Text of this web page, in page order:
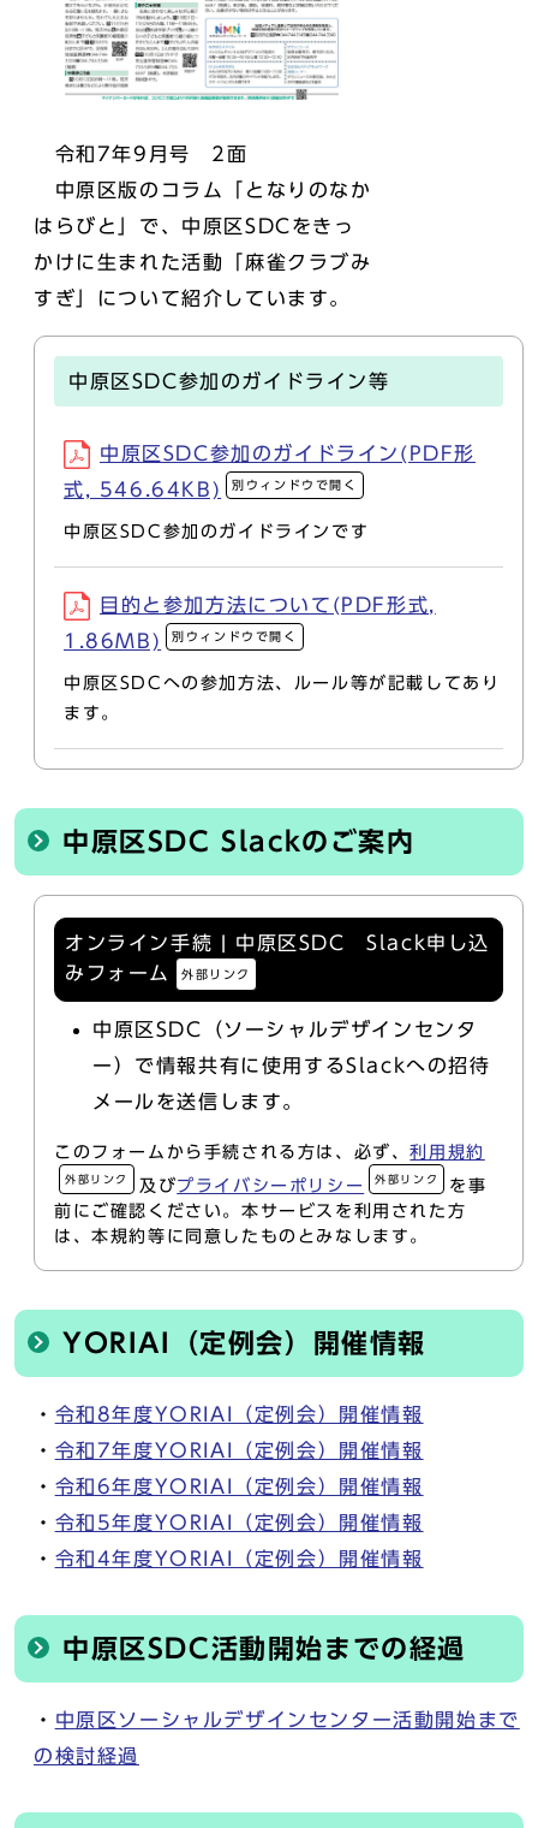
令和7年9月号 2面
中原区版のコラム「となりのなか
はらびと」で、中原区SDCをきっ
かけに生まれた活動「麻雀クラブみ
すぎ」について紹介しています。
中原区SDC参加のガイドライン等
中原区SDC参加のガイドライン(PDF形
式, 546.64KB)
別ウィンドウで開く
中原区SDC参加のガイドラインです
目的と参加方法について(PDF形式,
1.86MB)
別ウィンドウで開く
中原区SDCへの参加方法、ルール等が記載してあり
ます。
中原区SDC Slackのご案内
オンライン手続 | 中原区SDC Slack申し込
みフォーム
外部リンク
中原区SDC（ソーシャルデザインセンタ
ー）で情報共有に使用するSlackへの招待
メールを送信します。
このフォームから手続される方は、必ず、利用規約
外部リンク 及びプライバシーポリシー 外部リンク
を事
前にご確認ください。本サービスを利用された方
は、本規約等に同意したものとみなします。
YORIAI（定例会）開催情報
・ 令和8年度YORIAI（定例会）開催情報
・ 令和7年度YORIAI（定例会）開催情報
・ 令和6年度YORIAI（定例会）開催情報
・ 令和5年度YORIAI（定例会）開催情報
・ 令和4年度YORIAI（定例会）開催情報
中原区SDC活動開始までの経過
・ 中原区ソーシャルデザインセンター活動開始まで
の検討経過